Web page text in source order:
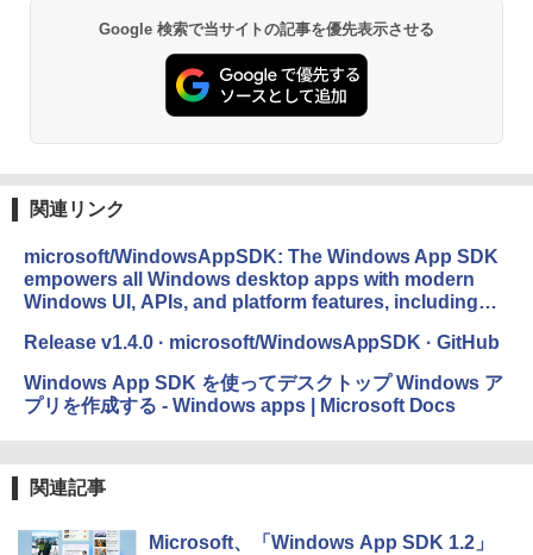
Google 検索で当サイトの記事を優先表示させる
関連リンク
microsoft/WindowsAppSDK: The Windows App SDK
empowers all Windows desktop apps with modern
Windows UI, APIs, and platform features, including
Release v1.4.0 · microsoft/WindowsAppSDK · GitHub
Windows App SDK を使ってデスクトップ Windows ア
プリを作成する - Windows apps | Microsoft Docs
関連記事
Microsoft、「Windows App SDK 1.2」